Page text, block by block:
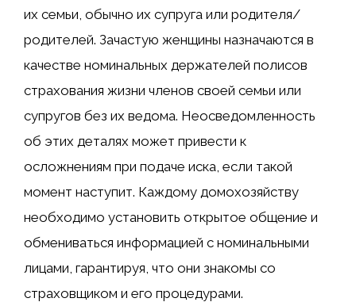
их семьи, обычно их супруга или родителя/
родителей. Зачастую женщины назначаются в
качестве номинальных держателей полисов
страхования жизни членов своей семьи или
супругов без их ведома. Неосведомленность
об этих деталях может привести к
осложнениям при подаче иска, если такой
момент наступит. Каждому домохозяйству
необходимо установить открытое общение и
обмениваться информацией с номинальными
лицами, гарантируя, что они знакомы со
страховщиком и его процедурами.